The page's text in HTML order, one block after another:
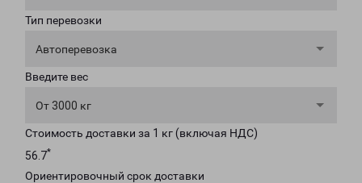
Тип перевозки
Автоперевозка
Введите вес
От 3000 кг
Стоимость доставки за 1 кг (включая НДС)
56.7*
Ориентировочный срок доставки